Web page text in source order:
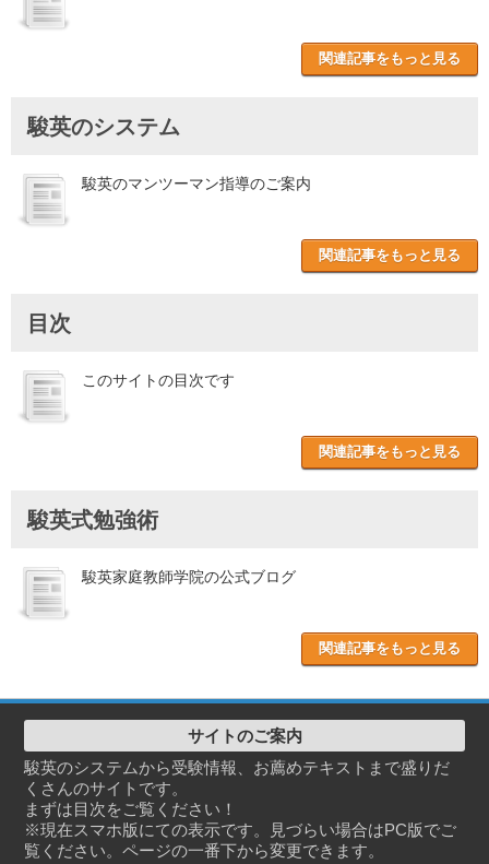
関連記事をもっと見る
駿英のシステム
駿英のマンツーマン指導のご案内
関連記事をもっと見る
目次
このサイトの目次です
関連記事をもっと見る
駿英式勉強術
駿英家庭教師学院の公式ブログ
関連記事をもっと見る
サイトのご案内
駿英のシステムから受験情報、お薦めテキストまで盛りだ
くさんのサイトです。
まずは目次をご覧ください！
※現在スマホ版にての表示です。見づらい場合はPC版でご
覧ください。ページの一番下から変更できます。